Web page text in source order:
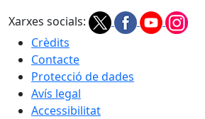
Xarxes socials:
Crèdits
Contacte
Protecció de dades
Avís legal
Accessibilitat